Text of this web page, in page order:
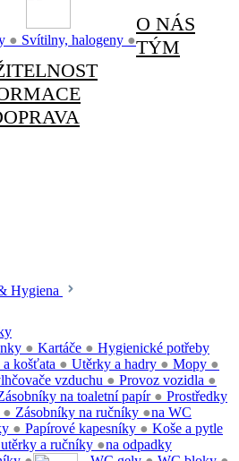
● Svítilny, halogeny ●
O NÁS
TÝM
Hygiena
● Kartáče ●
košťata ● Utěrky a hadry ● Mopy ●
vzduchu ● Provoz vozidla ●
Hygienické potřeby
na toaletní papír ●
● Zásobníky na ručníky ●
● Papírové kapesníky ●
a ručníky ●
Prostředky
na WC
Koše a pytle
na odpadky